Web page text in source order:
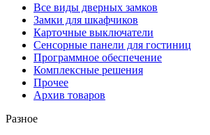
Все виды дверных замков
Замки для шкафчиков
Карточные выключатели
Сенсорные панели для гостиниц
Программное обеспечение
Комплексные решения
Прочее
Архив товаров
Разное